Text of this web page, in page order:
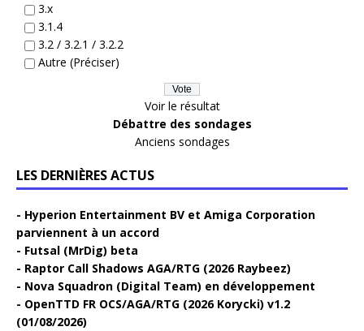
3.x
3.1.4
3.2 / 3.2.1 / 3.2.2
Autre (Préciser)
Voir le résultat
Débattre des sondages
Anciens sondages
LES DERNIÈRES ACTUS
Hyperion Entertainment BV et Amiga Corporation
parviennent à un accord
Futsal (MrDig) beta
Raptor Call Shadows AGA/RTG (2026 Raybeez)
Nova Squadron (Digital Team) en développement
OpenTTD FR OCS/AGA/RTG (2026 Korycki) v1.2
(01/08/2026)